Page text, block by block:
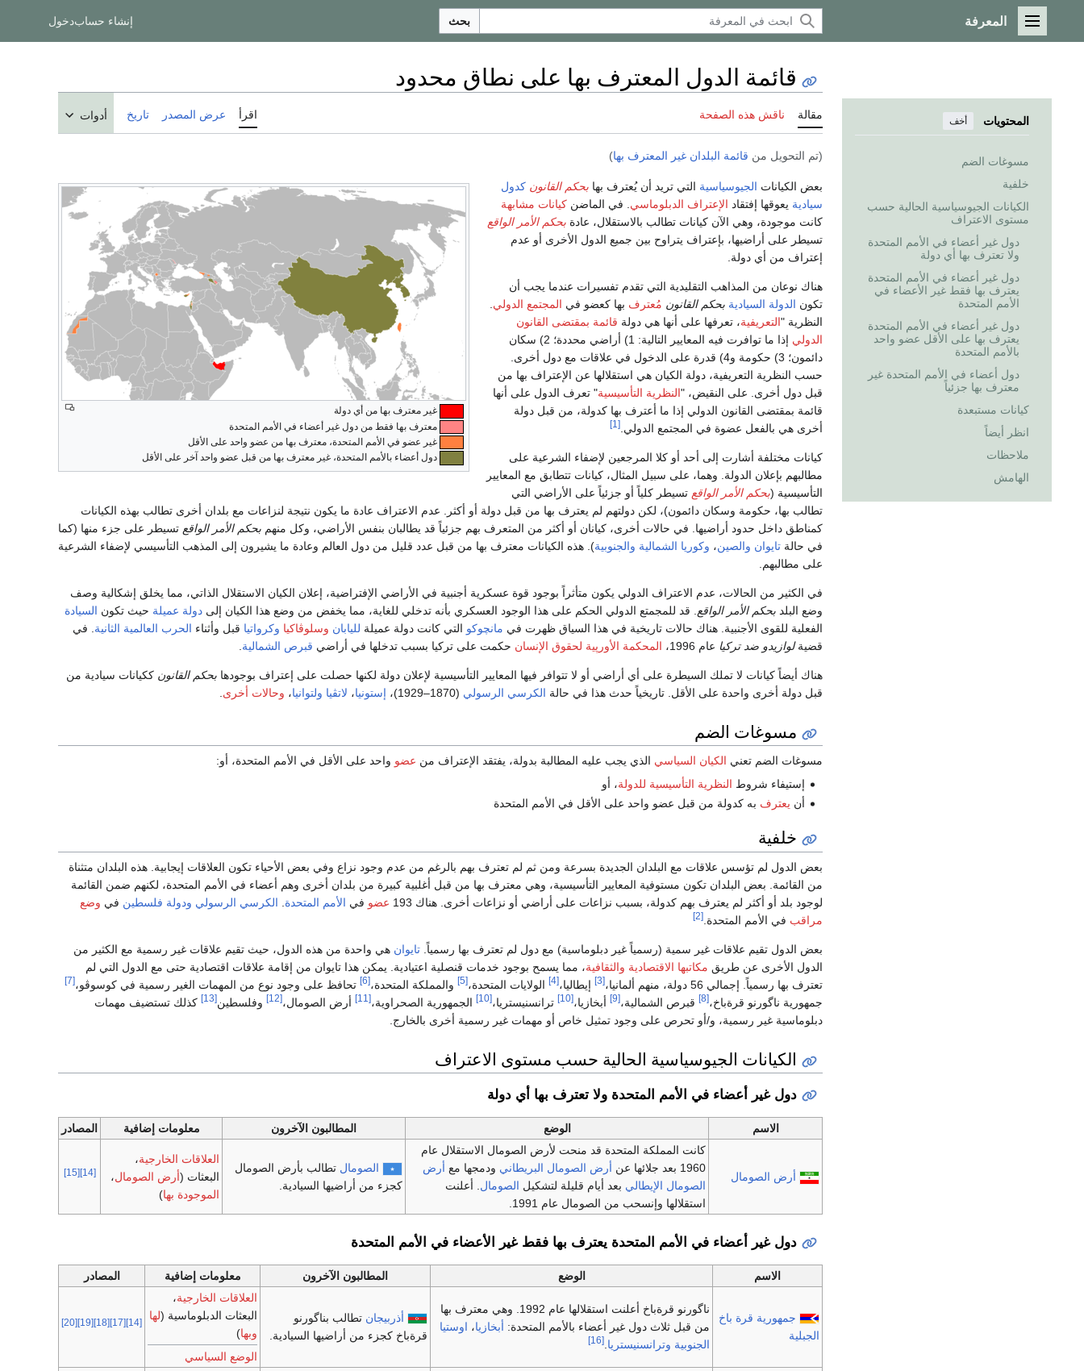
القائمة الرئيسية
المعرفة بحث إنشاء حسابدخول
المحتويات أخف
مسوغات الضم
خلفية
الكيانات الجيوسياسية الحالية حسب
مستوى الاعتراف
دول غير أعضاء في الأمم المتحدة
ولا تعترف بها أي دولة
دول غير أعضاء في الأمم المتحدة
يعترف بها فقط غير الأعضاء في
الأمم المتحدة
دول غير أعضاء في الأمم المتحدة
يعترف بها على الأقل عضو واحد
بالأمم المتحدة
دول أعضاء في الأمم المتحدة غير
معترف بها جزئياً
كيانات مستبعدة
انظر أيضاً
ملاحظات
الهامش
قائمة الدول المعترف بها على نطاق محدود
مقالة ناقش هذه الصفحة اقرأ عرض المصدر تاريخ أدوات
(تم التحويل من قائمة البلدان غير المعترف بها)
غير معترف بها من أي دولة
معترف بها فقط من دول غير أعضاء في الأمم المتحدة
غير عضو في الأمم المتحدة، معترف بها من عضو واحد على الأقل
دول أعضاء بالأمم المتحدة، غير معترف بها من قبل عضو واحد آخر على الأقل
بعض الكيانات الجيوسياسية التي تريد أن يُعترف بها بحكم القانون كدول
سيادية يعوقها إفتقاد الإعتراف الدبلوماسي . في الماضن كيانات مشابهة
كانت موجودة، وهي الآن كيانات تطالب بالاستقلال، عادة بحكم الأمر الواقع
تسيطر على أراضيها، بإعتراف يتراوح بين جميع الدول الأخرى أو عدم
إعتراف من أي دولة.
هناك نوعان من المذاهب التقليدية التي تقدم تفسيرات عندما يجب أن
تكون الدولة السيادية بحكم القانون مُعترف بها كعضو في المجتمع الدولي
النظرية "التعريفية، تعرفها على أنها هي دولة قائمة بمقتضى القانون
الدولي
إذا ما توافرت فيه المعايير التالية: 1) أراضي محددة؛ 2) سكان
دائمون؛ 3) حكومة و4) قدرة على الدخول في علاقات مع دول أخرى.
حسب النظرية التعريفية، دولة الكيان هي استقلالها عن الإعتراف بها من
قبل دول أخرى. على النقيض، "النظرية التأسيسية" تعرف الدول على أنها
قائمة بمقتضى القانون الدولي إذا ما أعترف بها كدولة، من قبل دولة
أخرى هي بالفعل عضوة في المجتمع الدولي. [1]
كيانات مختلفة أشارت إلى أحد أو كلا المرجعين لإضفاء الشرعية على
مطالبهم بإعلان الدولة. وهما، على سبيل المثال، كيانات تتطابق مع المعايير
التأسيسية (بحكم الأمر الواقع تسيطر كلياً أو جزئياً على الأراضي التي
تطالب بها، حكومة وسكان دائمون)، لكن دولتهم لم يعترف بها من قبل دولة أو أكثر. عدم الاعتراف عادة ما يكون نتيجة لنزاعات مع بلدان أخرى تطالب بهذه الكيانات
كمناطق داخل حدود أراضيها. في حالات أخرى، كيانان أو أكثر من المتعرف بهم جزئياً قد يطالبان بنفس الأراضي، وكل منهم بحكم الأمر الواقع تسيطر على جزء منها (كما
في حالة تايوان والصين، وكوريا الشمالية والجنوبية). هذه الكيانات معترف بها من قبل عدد قليل من دول العالم وعادة ما يشيرون إلى المذهب التأسيسي لإضفاء الشرعية
على مطالبهم.
في الكثير من الحالات، عدم الاعتراف الدولي يكون متأثراً بوجود قوة عسكرية أجنبية في الأراضي الإفتراضية، إعلان الكيان الاستقلال الذاتي، مما يخلق إشكالية وصف
وضع البلد بحكم الأمر الواقع . قد للمجمتع الدولي الحكم على هذا الوجود العسكري بأنه تدخلي للغاية، مما يخفض من وضع هذا الكيان إلى دولة عميلة حيث تكون السيادة
الفعلية للقوى الأجنبية. هناك حالات تاريخية في هذا السياق ظهرت في مانچوكو التي كانت دولة عميلة لليابان وسلوڤاكيا وكرواتيا قبل وأثناء الحرب العالمية الثانية . في
قضيةلوازيدو ضد تركيا عام 1996، المحكمة الأورپية لحقوق الإنسان حكمت على تركيا بسبب تدخلها في أراضي قبرص الشمالية
هناك أيضاً كيانات لا تملك السيطرة على أي أراضي أو لا تتوافر فيها المعايير التأسيسية لإعلان دولة لكنها حصلت على إعتراف بوجودها بحكم القانون ككيانات سيادية من
قبل دولة أخرى واحدة على الأقل. تاريخياً حدث هذا في حالة الكرسي الرسولي (1870–1929)، إستونيا، لاتڤيا ولتوانيا، وحالات أخرى
مسوغات الضم
مسوغات الضم تعني الكيان السياسي الذي يجب عليه المطالبة بدولة، يفتقد الإعتراف من عضو واحد على الأقل في الأمم المتحدة، أو:
إستيفاء شروط النظرية التأسيسية للدولة، أو
أن يعترف به كدولة من قبل عضو واحد على الأقل في الأمم المتحدة
خلفية
بعض الدول لم تؤسس علاقات مع البلدان الجديدة بسرعة ومن ثم لم تعترف بهم بالرغم من عدم وجود نزاع وفي بعض الأحياء تكون العلاقات إيجابية. هذه البلدان متثناة
من القائمة. بعض البلدان تكون مستوفية المعايير التأسيسية، وهي معترف بها من قبل أغلبية كبيرة من بلدان أخرى وهم أعضاء في الأمم المتحدة، لكنهم ضمن القائمة
لوجود بلد أو أكثر لم يعترف بهم كدولة، بسبب نزاعات على أراضي أو نزاعات أخرى. هناك 193
عضو في الأمم المتحدة الكرسي الرسولي ودولة فلسطين في وضع
مراقب في الأمم المتحدة. [2]
بعض الدول تقيم علاقات غير سمية (رسمياً غير دبلوماسية) مع دول لم تعترف بها رسمياً. تايوان هي واحدة من هذه الدول، حيث تقيم علاقات غير رسمية مع الكثير من
الدول الأخرى عن طريق مكاتبها الاقتصادية والثقافية، مما يسمح بوجود خدمات قنصلية اعتيادية. يمكن هذا تايوان من إقامة علاقات اقتصادية حتى مع الدول التي لم
تعترف بها رسمياً. إجمالي 56 دولة، منهم ألمانيا،
[3] إيطاليا،[4] الولايات المتحدة،[5] والمملكة المتحدة،[6] تحافظ على وجود نوع من المهمات الغير رسمية في كوسوڤو،[7]
جمهورية ناگورنو قرةباخ،[8] قبرص الشمالية،[9] أبخازيا،[10] ترانسنيستريا،[10] الجمهورية الصحراوية،[11] أرض الصومال،[12] وفلسطين[13]
كذلك تستضيف مهمات
دبلوماسية غير رسمية، و/أو تحرص على وجود تمثيل خاص أو مهمات غير رسمية أخرى بالخارج.
الكيانات الجيوسياسية الحالية حسب مستوى الاعتراف
دول غير أعضاء في الأمم المتحدة ولا تعترف بها أي دولة
الاسم الوضع المطالبون الآخرون معلومات إضافية المصادر
أرض الصومال
كانت المملكة المتحدة قد منحت لأرض الصومال الاستقلال عام
1960 بعد جلائها عن
أرض الصومال البريطاني ودمجها مع أرض
الصومال الإيطالي بعد أيام قليلة لتشكيل الصومال . أعلنت
استقلالها وإنسحب من الصومال عام 1991.
الصومال تطالب بأرض الصومال
كجزء من أراضيها السيادية.
العلاقات الخارجية،
البعثات (أرض الصومال،
الموجودة بها)
[14]
[15]
دول غير أعضاء في الأمم المتحدة يعترف بها فقط غير الأعضاء في الأمم المتحدة
الاسم الوضع المطالبون الآخرون معلومات إضافية المصادر
جمهورية قرة باخ
الجبلية
ناگورنو قرةباخ أعلنت استقلالها عام 1992. وهي معترف بها
من قبل ثلاث دول غير أعضاء بالأمم المتحدة: أبخازيا، اوستيا
الجنوبية وترانسنيستريا [16]
أذربيجان تطالب بناگورنو
قرةباخ كجزء من أراضيها السيادية.
العلاقات الخارجية،
البعثات الدبلوماسية (لها
وبها)
الوضع السياسي
[14]
[17]
[18]
[19]
[20]